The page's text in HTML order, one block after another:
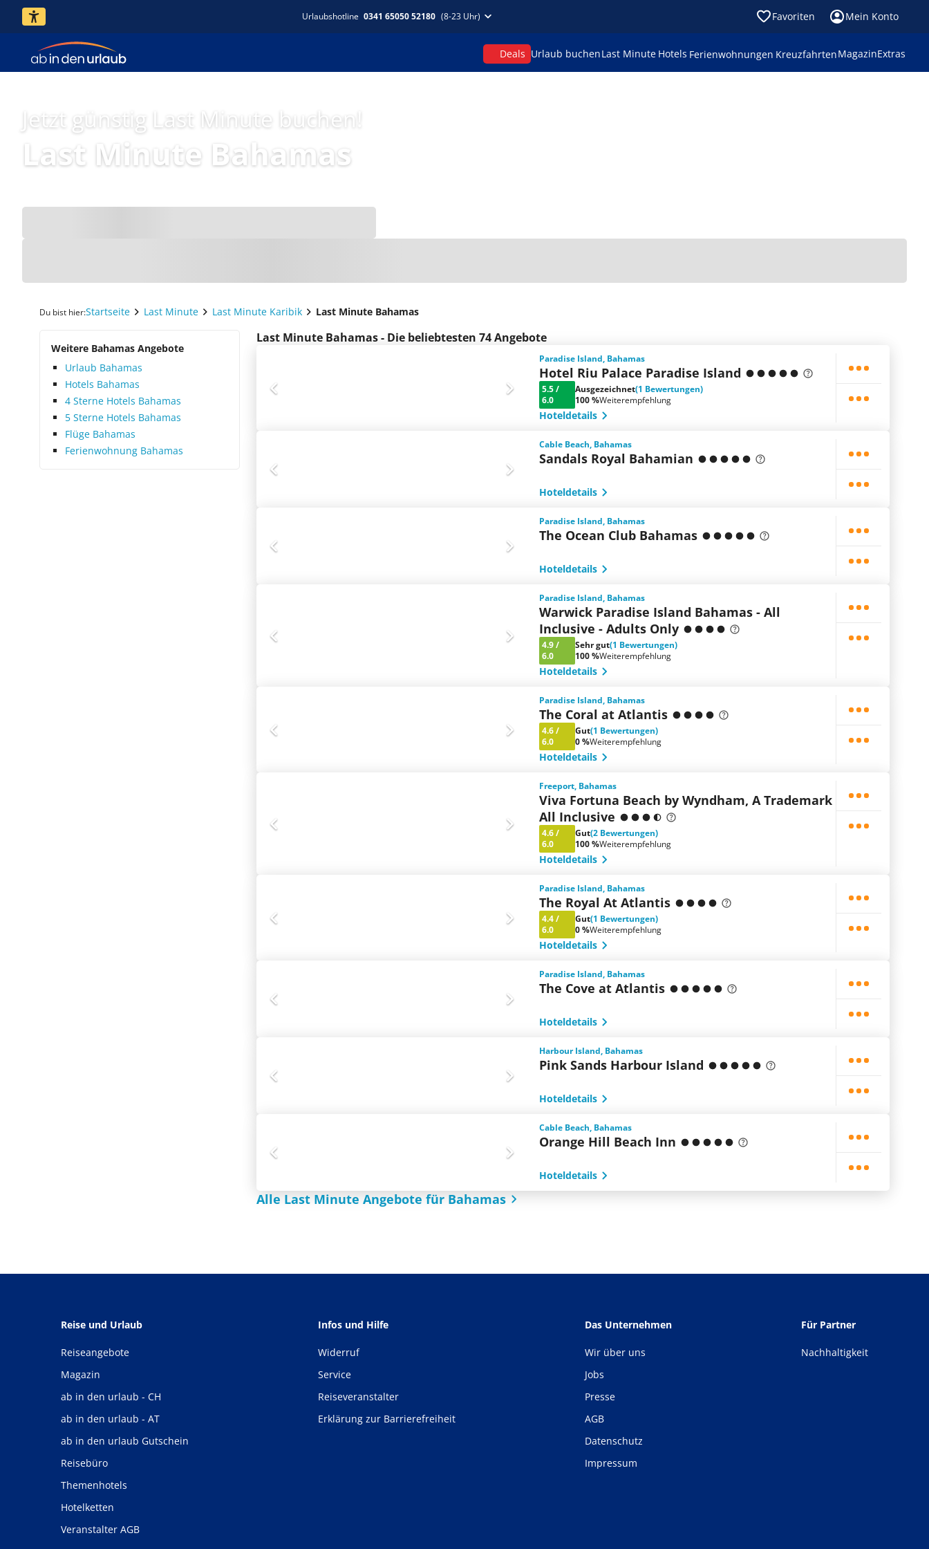
Urlaubshotline 0341 65050 52180 (8-23 Uhr) Favoriten Mein Konto
Deals Urlaub buchenLast Minute Hotels Ferienwohnungen KreuzfahrtenMagazinExtras
Jetzt günstig Last Minute buchen!
Last Minute Bahamas
Du bist hier:Startseite Last Minute Last Minute Karibik Last Minute Bahamas
Weitere Bahamas Angebote
Urlaub Bahamas
Hotels Bahamas
4 Sterne Hotels Bahamas
5 Sterne Hotels Bahamas
Flüge Bahamas
Ferienwohnung Bahamas
Last Minute Bahamas - Die beliebtesten 74 Angebote
Paradise Island, Bahamas
Hotel Riu Palace Paradise Island
5.5/
6.0
Ausgezeichnet(1 Bewertungen)
100 %Weiterempfehlung
Hoteldetails
Cable Beach, Bahamas
Sandals Royal Bahamian
Hoteldetails
Paradise Island, Bahamas
The Ocean Club Bahamas
Hoteldetails
Paradise Island, Bahamas
Warwick Paradise Island Bahamas - All
Inclusive - Adults Only
4.9/
6.0
Sehr gut(1 Bewertungen)
100 %Weiterempfehlung
Hoteldetails
Paradise Island, Bahamas
The Coral at Atlantis
4.6/
6.0
Gut(1 Bewertungen)
0 %Weiterempfehlung
Hoteldetails
Freeport, Bahamas
Viva Fortuna Beach by Wyndham, A Trademark
All Inclusive
4.6/
6.0
Gut(2 Bewertungen)
100 %Weiterempfehlung
Hoteldetails
Paradise Island, Bahamas
The Royal At Atlantis
4.4/
6.0
Gut(1 Bewertungen)
0 %Weiterempfehlung
Hoteldetails
Paradise Island, Bahamas
The Cove at Atlantis
Hoteldetails
Harbour Island, Bahamas
Pink Sands Harbour Island
Hoteldetails
Cable Beach, Bahamas
Orange Hill Beach Inn
Hoteldetails
Alle Last Minute Angebote für Bahamas
Reise und Urlaub
Reiseangebote
Magazin
ab in den urlaub - CH
ab in den urlaub - AT
ab in den urlaub Gutschein
Reisebüro
Themenhotels
Hotelketten
Veranstalter AGB
Infos und Hilfe
Widerruf
Service
Reiseveranstalter
Erklärung zur Barrierefreiheit
Das Unternehmen
Wir über uns
Jobs
Presse
AGB
Datenschutz
Impressum
Für Partner
Nachhaltigkeit